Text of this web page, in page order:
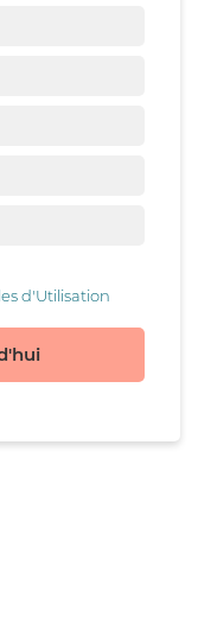
d'Utilisation